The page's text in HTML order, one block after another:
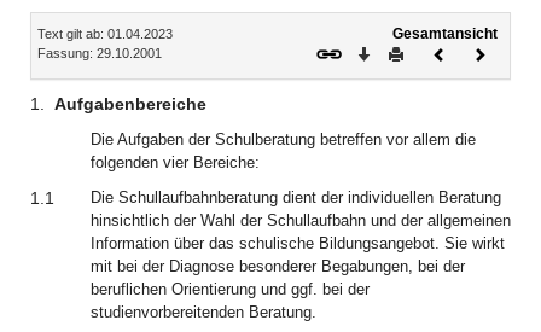
Inhalt
Text gilt ab: 01.04.2023
Fassung: 29.10.2001
Gesamtansicht
Download
DruckenVorheriges
1. Aufgabenbereiche
Die Aufgaben der Schulberatung betreffen vor allem die
folgenden vier Bereiche:
1.1
Die Schullaufbahnberatung dient der individuellen Beratung
hinsichtlich der Wahl der Schullaufbahn und der allgemeinen
Information über das schulische Bildungsangebot. Sie wirkt
mit bei der Diagnose besonderer Begabungen, bei der
beruflichen Orientierung und ggf. bei der
studienvorbereitenden Beratung.